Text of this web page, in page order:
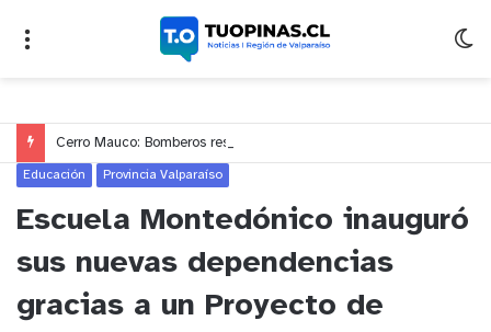
Educación Provincia Valparaíso
Escuela Montedónico inauguró
sus nuevas dependencias
gracias a un Proyecto de